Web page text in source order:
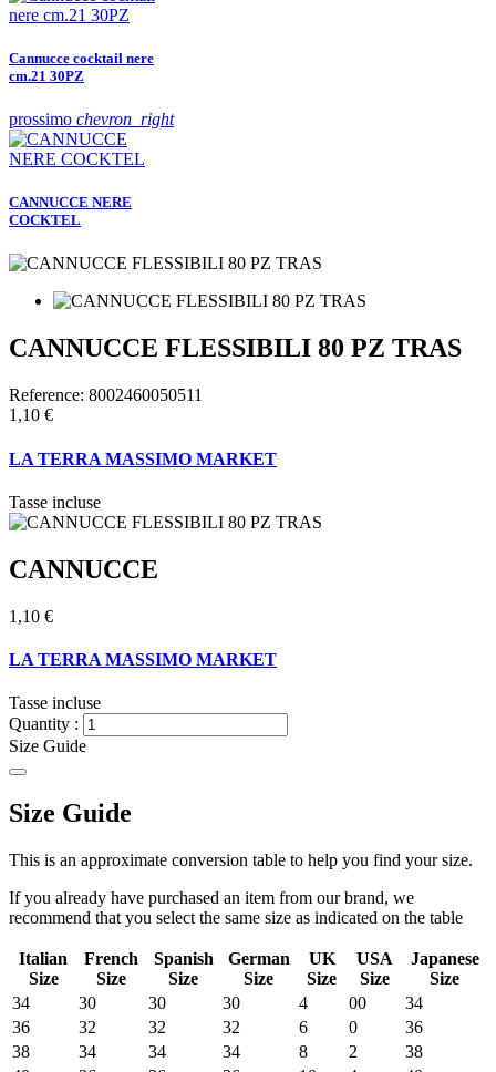
Cannucce cocktail nere
cm.21 30PZ
prossimo chevron_right
CANNUCCE NERE
COCKTEL
CANNUCCE FLESSIBILI 80 PZ TRAS
Reference: 8002460050511
1,10 €
LA TERRA MASSIMO MARKET
Tasse incluse
CANNUCCE
1,10 €
LA TERRA MASSIMO MARKET
Tasse incluse
Quantity :
Size Guide
Size Guide
This is an approximate conversion table to help you find your size.
If you already have purchased an item from our brand, we
recommend that you select the same size as indicated on the table
Italian
Size
French
Size
Spanish
Size
German
Size
UK
Size
USA
Size
Japanese
Size
34
30 30 30 4 00
34
36
32 32 32 6 0
36
38
34 34 34 8 2
38